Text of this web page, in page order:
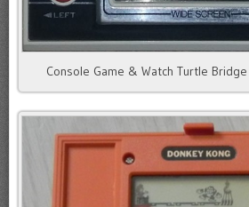
Console Game & Watch Turtle